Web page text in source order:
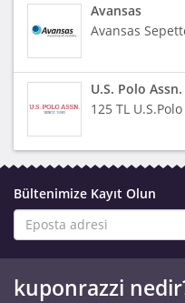
Avansas
Avansas
U.S. Polo Assn.
125 TL
Bültenimize Kayıt Olun
kuponrazzi